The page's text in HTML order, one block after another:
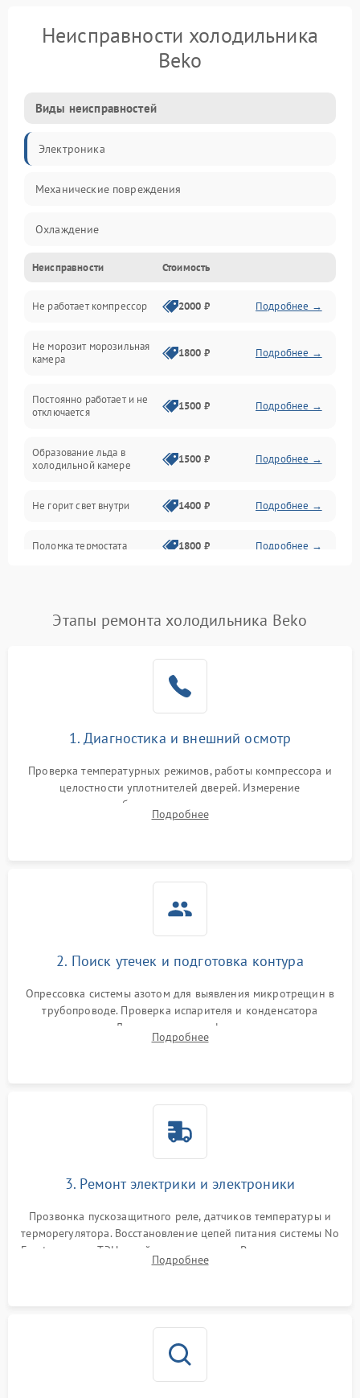
Неисправности холодильника
Beko
Виды неисправностей
Электроника
Механические повреждения
Охлаждение
Механика
Электропитание
Дренаж
Неисправности Стоимость
Не работает компрессор 2000 ₽ Подробнее →
Не морозит морозильная
камера
1800 ₽ Подробнее →
Постоянно работает и не
отключается
1500 ₽ Подробнее →
Образование льда в
холодильной камере
1500 ₽ Подробнее →
Не горит свет внутри 1400 ₽ Подробнее →
Поломка термостата 1800 ₽ Подробнее →
Поломка системы No Frost 2600 ₽ Подробнее →
работе
2000 ₽ Подробнее →
1000 ₽
1800 ₽
Этапы ремонта холодильника Beko
1. Диагностика и внешний осмотр
Проверка температурных режимов, работы компрессора и
целостности уплотнителей дверей. Измерение
сопротивления обмоток мотора, проверка термостата и
считывание кодов ошибок с электронного дисплея.
Подробнее
2. Поиск утечек и подготовка контура
Опрессовка системы азотом для выявления микротрещин в
трубопроводе. Проверка испарителя и конденсатора
течеискателем. Демонтаж старого фильтра-осушителя и
продувка капиллярной трубки для устранения засоров.
Подробнее
3. Ремонт электрики и электроники
Прозвонка пускозащитного реле, датчиков температуры и
терморегулятора. Восстановление цепей питания системы No
Frost, включая ТЭН оттайки и вентилятор. Ремонт или замена
платы управления при сбоях алгоритмов.
Подробнее